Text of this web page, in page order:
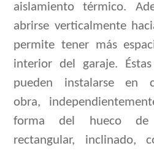
aislamiento térmico.
abrirse verticalmente
permite tener más
interior del garaje.
pueden instalarse en
obra,
forma del hueco de
rectangular, inclinado,